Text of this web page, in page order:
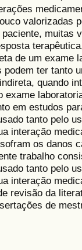
valorizadas
muitas
de um exame
ter tanto
quando
exame
em estudos
tanto pelo
interação
os danos
trabalho
tanto pelo
interação
revisão da
de